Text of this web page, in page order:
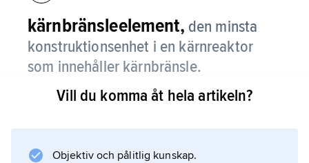
kärnbränsleelement, den minsta
konstruktionsenhet i en kärnreaktor
som innehåller kärnbränsle.
Elementet kan ha formen av en stav eller en
termen bränsleelement om en hel
Vill du komma åt hela artikeln?
Objektiv och pålitlig kunskap.